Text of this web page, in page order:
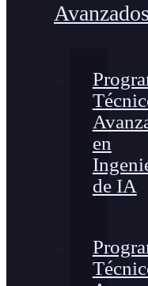
Avanzados
en
de IA